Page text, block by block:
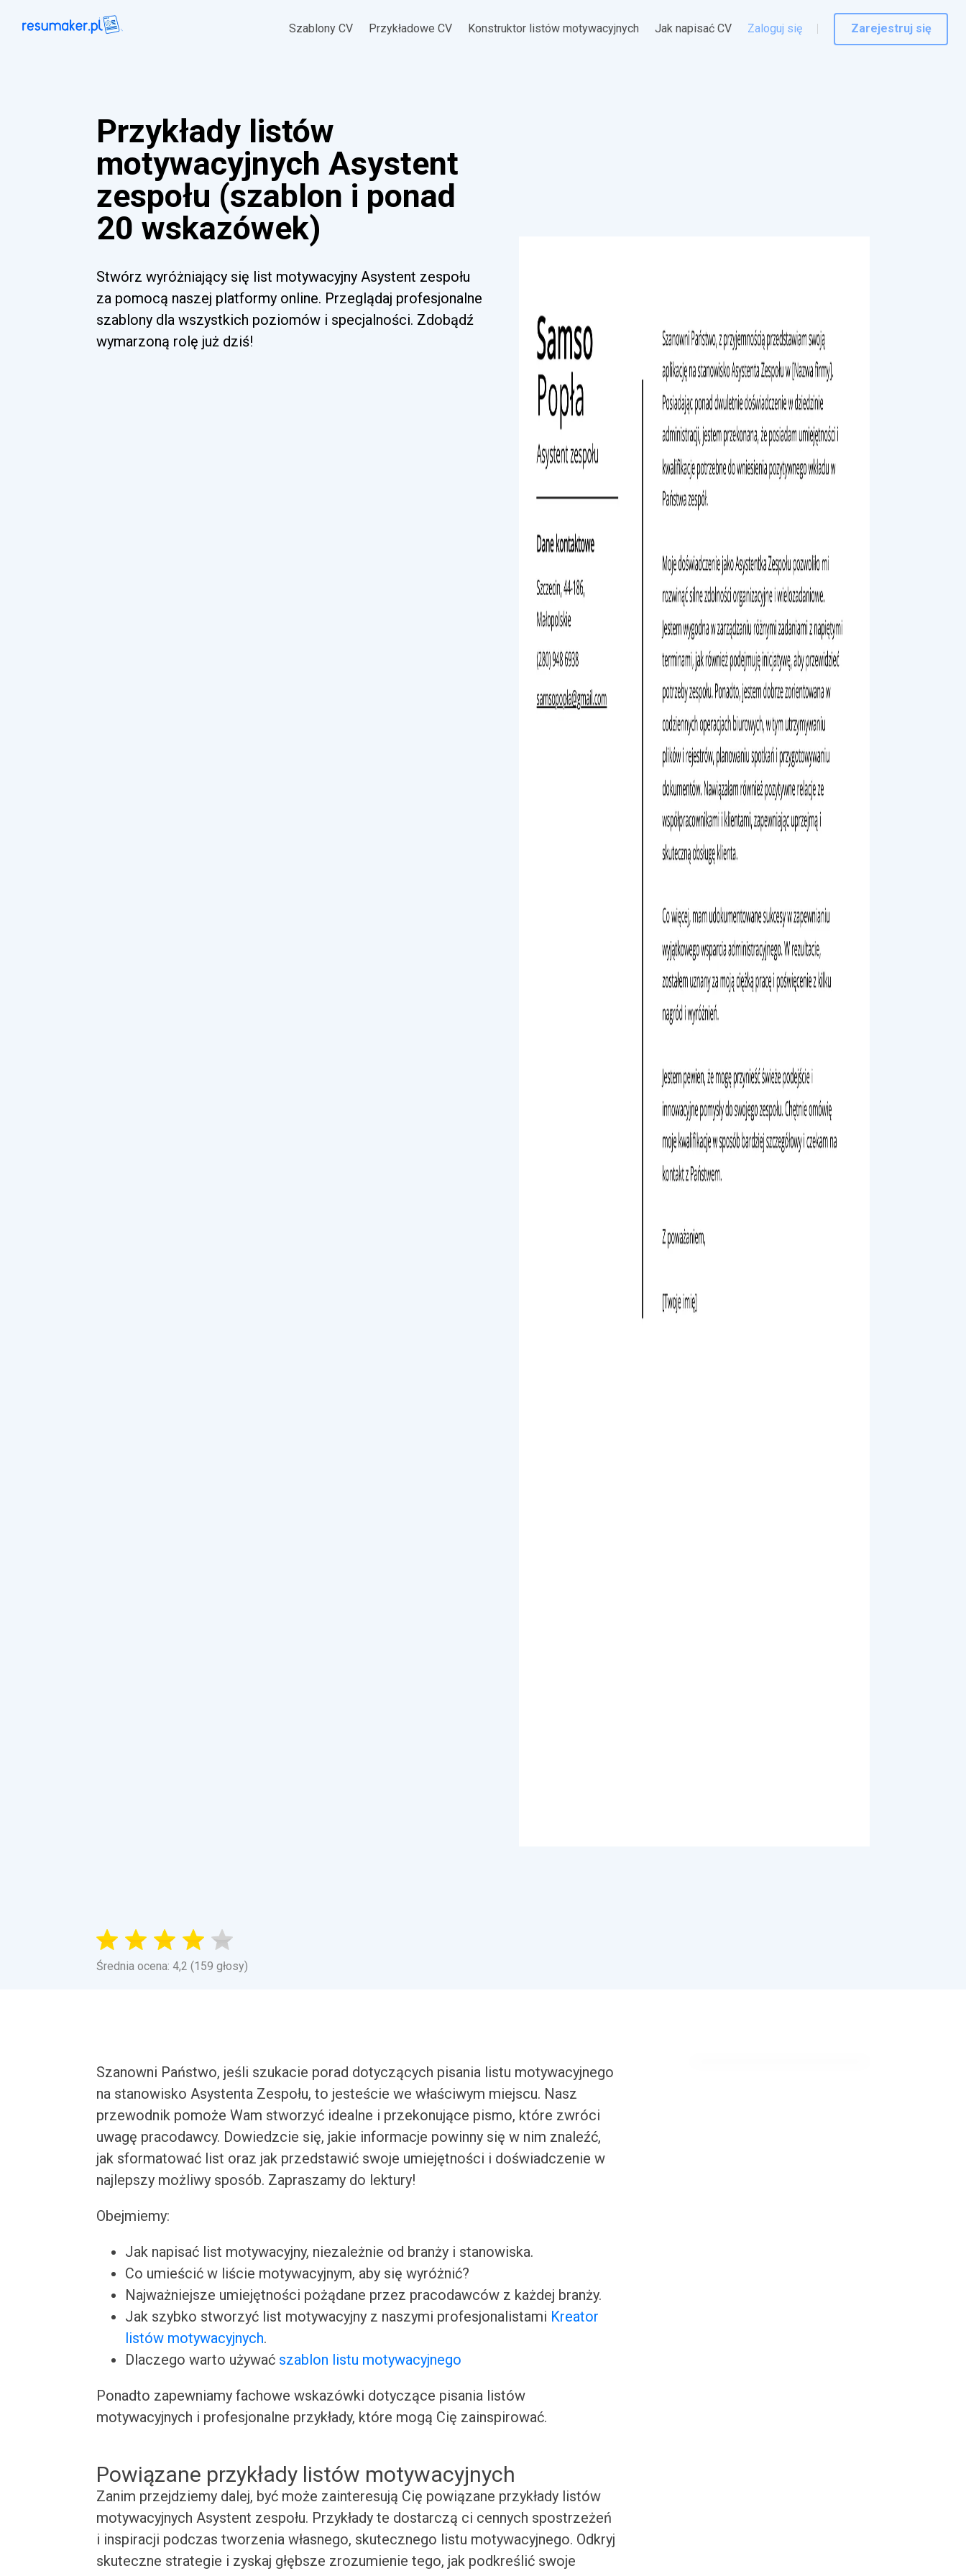
Szablony CV Przykładowe CV Konstruktor listów motywacyjnych Jak napisać CV Zaloguj się Zarejestruj się
Przykłady listów
motywacyjnych Asystent
zespołu (szablon i ponad
20 wskazówek)
Stwórz wyróżniający się list motywacyjny Asystent zespołu
za pomocą naszej platformy online. Przeglądaj profesjonalne
szablony dla wszystkich poziomów i specjalności. Zdobądź
wymarzoną rolę już dziś!
Średnia ocena: 4,2 (159 głosy)
Szanowni Państwo, jeśli szukacie porad dotyczących pisania listu motywacyjnego
na stanowisko Asystenta Zespołu, to jesteście we właściwym miejscu. Nasz
przewodnik pomoże Wam stworzyć idealne i przekonujące pismo, które zwróci
uwagę pracodawcy. Dowiedzcie się, jakie informacje powinny się w nim znaleźć,
jak sformatować list oraz jak przedstawić swoje umiejętności i doświadczenie w
najlepszy możliwy sposób. Zapraszamy do lektury!
Obejmiemy:
Jak napisać list motywacyjny, niezależnie od branży i stanowiska.
Co umieścić w liście motywacyjnym, aby się wyróżnić?
Najważniejsze umiejętności pożądane przez pracodawców z każdej branży.
Jak szybko stworzyć list motywacyjny z naszymi profesjonalistami Kreator
listów motywacyjnych.
Dlaczego warto używać szablon listu motywacyjnego
Ponadto zapewniamy fachowe wskazówki dotyczące pisania listów
motywacyjnych i profesjonalne przykłady, które mogą Cię zainspirować.
Powiązane przykłady listów motywacyjnych
Zanim przejdziemy dalej, być może zainteresują Cię powiązane przykłady listów
motywacyjnych Asystent zespołu. Przykłady te dostarczą ci cennych spostrzeżeń
i inspiracji podczas tworzenia własnego, skutecznego listu motywacyjnego. Odkryj
skuteczne strategie i zyskaj głębsze zrozumienie tego, jak podkreślić swoje